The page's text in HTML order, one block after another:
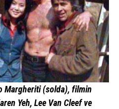
Margheriti(solda), filmin
Yeh, Lee Van Cleefve